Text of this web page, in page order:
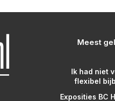
Meest
Ik had niet
flexibel
Exposities BC